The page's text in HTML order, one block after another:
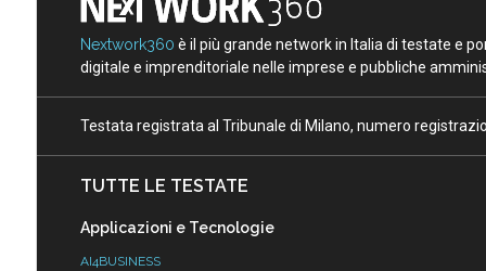
Nextwork360 è il più grande network in Italia di testate e
digitale e imprenditoriale nelle imprese e pubbliche
Testata registrata al Tribunale di Milano, numero
TUTTE LE TESTATE
Applicazioni e Tecnologie
AI4BUSINESS